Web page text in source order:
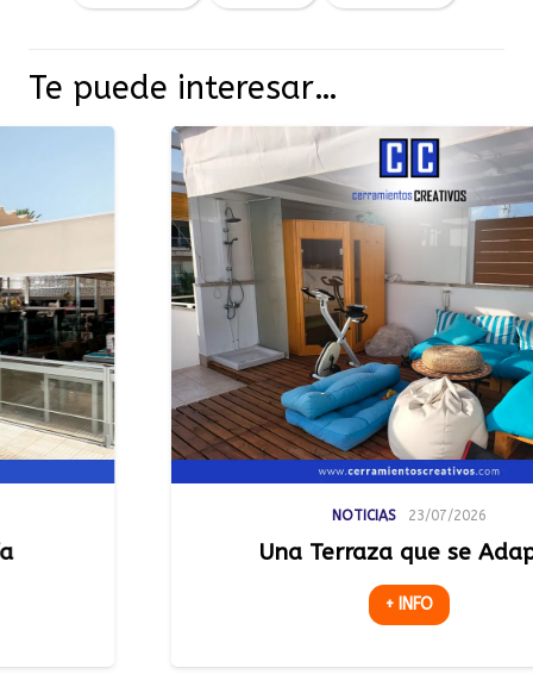
Te puede interesar…
23/07/2026
Una Terraza que se Adapta